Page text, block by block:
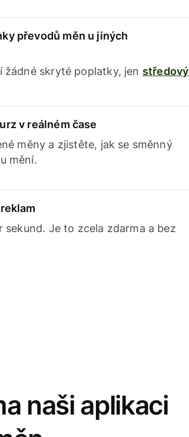
převodů měn u jiných
žádné skryté poplatky, jen středový
v reálném čase
měny a zjistěte, jak se směnný
mění.
sekund. Je to zcela zdarma a bez
naši aplikaci